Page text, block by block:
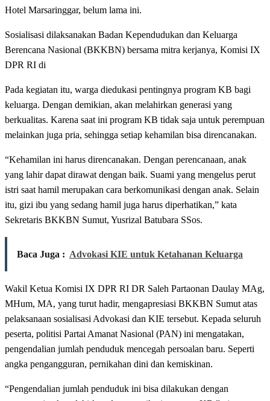
Hotel Marsaringgar, belum lama ini.
Sosialisasi dilaksanakan Badan Kependudukan dan Keluarga
Berencana Nasional (BKKBN) bersama mitra kerjanya, Komisi IX
DPR RI di
Pada kegiatan itu, warga diedukasi pentingnya program KB bagi
keluarga. Dengan demikian, akan melahirkan generasi yang
berkualitas. Karena saat ini program KB tidak saja untuk perempuan
melainkan juga pria, sehingga setiap kehamilan bisa direncanakan.
“Kehamilan ini harus direncanakan. Dengan perencanaan, anak
yang lahir dapat dirawat dengan baik. Suami yang mengelus perut
istri saat hamil merupakan cara berkomunikasi dengan anak. Selain
itu, gizi ibu yang sedang hamil juga harus diperhatikan,” kata
Sekretaris BKKBN Sumut, Yusrizal Batubara SSos.
Baca Juga : Advokasi KIE untuk Ketahanan Keluarga
Wakil Ketua Komisi IX DPR RI DR Saleh Partaonan Daulay MAg,
MHum, MA, yang turut hadir, mengapresiasi BKKBN Sumut atas
pelaksanaan sosialisasi Advokasi dan KIE tersebut. Kepada seluruh
peserta, politisi Partai Amanat Nasional (PAN) ini mengatakan,
pengendalian jumlah penduduk mencegah persoalan baru. Seperti
angka pengangguran, pernikahan dini dan kemiskinan.
“Pengendalian jumlah penduduk ini bisa dilakukan dengan